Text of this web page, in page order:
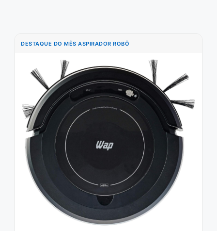
DESTAQUE DO MÊS ASPIRADOR ROBÔ